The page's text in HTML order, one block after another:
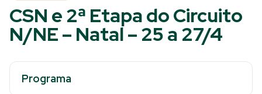
CSN e 2ª Etapa do Circuito
N/NE – Natal – 25 a 27/4
Programa